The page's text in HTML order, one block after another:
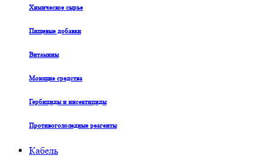
Химическое сырье
Пищевые добавки
Витамины
Моющие средства
Гербициды и инсектициды
Противогололедные реагенты
Кабель